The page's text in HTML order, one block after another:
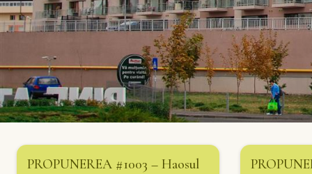
PROPUNEREA #1003 – Haosul